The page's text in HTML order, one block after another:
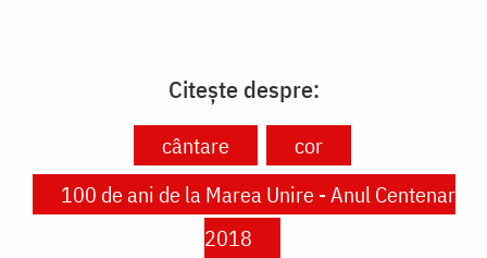
Citește despre:
cântare
cor
100 de ani de la Marea Unire - Anul Centenar
2018